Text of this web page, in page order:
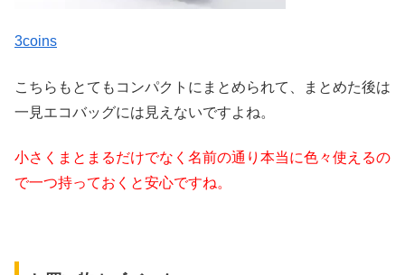
3coins
こちらもとてもコンパクトにまとめられて、まとめた後は
一見エコバッグには見えないですよね。
小さくまとまるだけでなく名前の通り本当に色々使えるの
で一つ持っておくと安心ですね。